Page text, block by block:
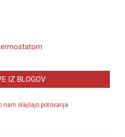
IZ BLOGOV
nam olajšajo potovanja